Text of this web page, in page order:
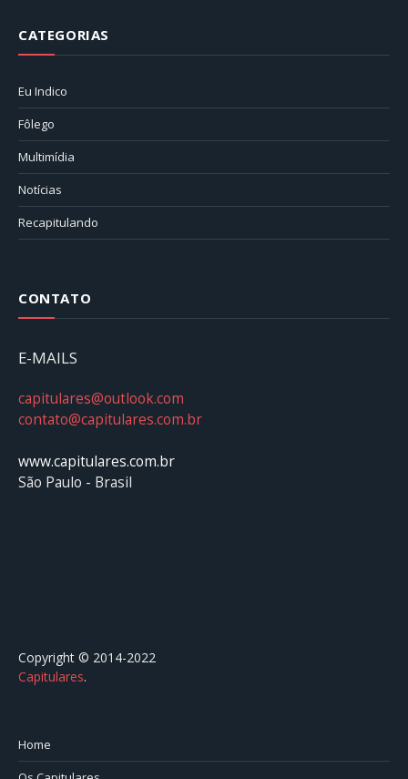
CATEGORIAS
Eu Indico
Fôlego
Multimídia
Notícias
Recapitulando
CONTATO
E-MAILS
capitulares@outlook.com
contato@capitulares.com.br
www.capitulares.com.br
São Paulo - Brasil
Copyright © 2014-2022
Capitulares.⠀⠀⠀⠀⠀⠀⠀⠀⠀⠀⠀⠀⠀⠀⠀⠀⠀⠀⠀⠀⠀⠀⠀⠀⠀⠀⠀
Home